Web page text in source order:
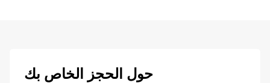
حول الحجز الخاص بك